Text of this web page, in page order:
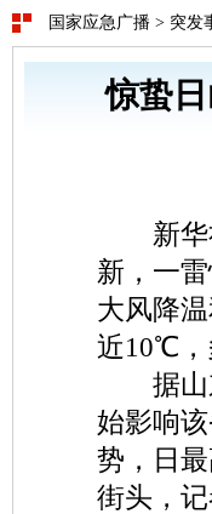
国家应急广播 > 突发
惊蛰
新华社
新，一
大风降
近10℃，
据山东
始影响
势，日
街头，